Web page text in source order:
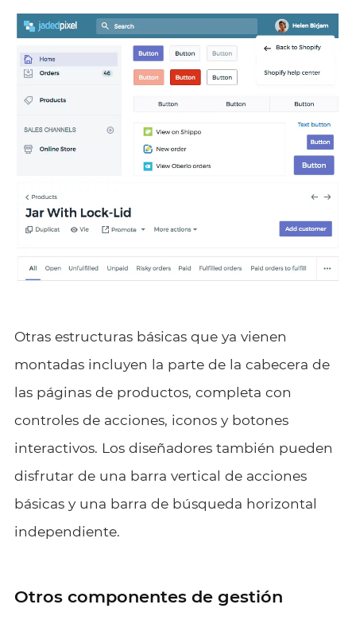
Otras estructuras básicas que ya vienen
montadas incluyen la parte de la cabecera de
las páginas de productos, completa con
controles de acciones, iconos y botones
interactivos. Los diseñadores también pueden
disfrutar de una barra vertical de acciones
básicas y una barra de búsqueda horizontal
independiente.
Otros componentes de gestión